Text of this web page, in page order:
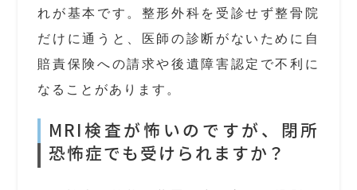
れが基本です。整形外科を受診せず整骨院
だけに通うと、医師の診断がないために自
賠責保険への請求や後遺障害認定で不利に
なることがあります。
MRI検査が怖いのですが、閉所
恐怖症でも受けられますか？